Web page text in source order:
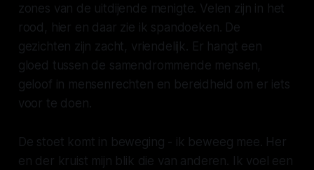
zones van de uitdijende menigte. Velen zijn in het
rood, hier en daar zie ik spandoeken. De
gezichten zijn zacht, vriendelijk. Er hangt een
gloed tussen de samendrommende mensen,
geloof in mensenrechten en bereidheid om er iets
voor te doen.
De stoet komt in beweging - ik beweeg mee. Her
en der kruist mijn blik die van anderen. Ik voel een